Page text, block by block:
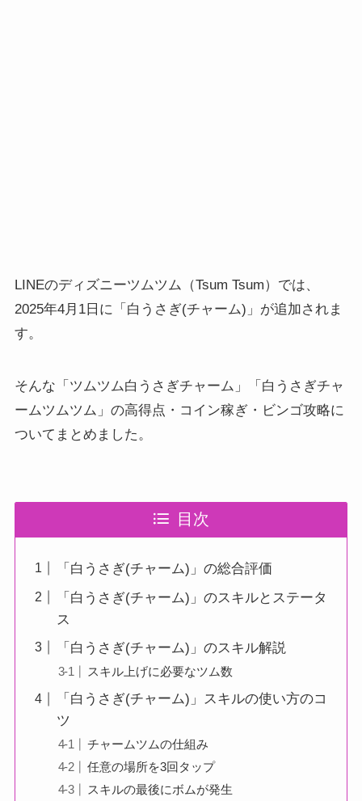
LINEのディズニーツムツム（Tsum Tsum）では、
2025年4月1日に「白うさぎ(チャーム)」が追加されま
す。
そんな「ツムツム白うさぎチャーム」「白うさぎチャ
ームツムツム」の高得点・コイン稼ぎ・ビンゴ攻略に
ついてまとめました。
目次
「白うさぎ(チャーム)」の総合評価
「白うさぎ(チャーム)」のスキルとステータ
ス
「白うさぎ(チャーム)」のスキル解説
スキル上げに必要なツム数
「白うさぎ(チャーム)」スキルの使い方のコ
ツ
チャームツムの仕組み
任意の場所を3回タップ
スキルの最後にボムが発生